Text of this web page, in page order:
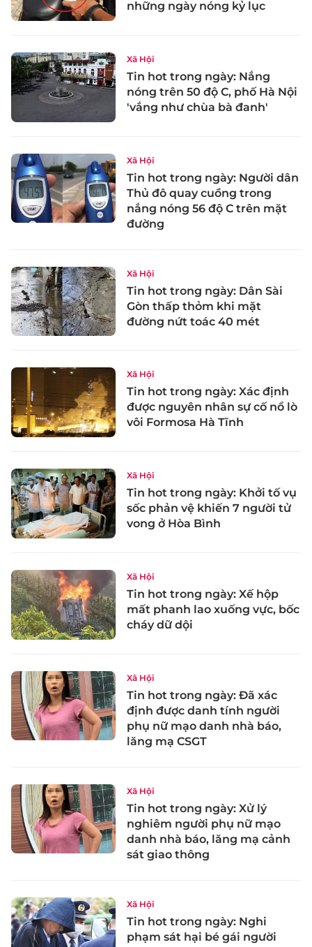
những ngày nóng kỷ lục
Xã Hội
Tin hot trong ngày: Nắng
nóng trên 50 độ C, phố Hà Nội
'vắng như chùa bà đanh'
Xã Hội
Tin hot trong ngày: Người dân
Thủ đô quay cuồng trong
nắng nóng 56 độ C trên mặt
đường
Xã Hội
Tin hot trong ngày: Dân Sài
Gòn thấp thỏm khi mặt
đường nứt toác 40 mét
Xã Hội
Tin hot trong ngày: Xác định
được nguyên nhân sự cố nổ lò
vôi Formosa Hà Tĩnh
Xã Hội
Tin hot trong ngày: Khởi tố vụ
sốc phản vệ khiến 7 người tử
vong ở Hòa Bình
Xã Hội
Tin hot trong ngày: Xế hộp
mất phanh lao xuống vực, bốc
cháy dữ dội
Xã Hội
Tin hot trong ngày: Đã xác
định được danh tính người
phụ nữ mạo danh nhà báo,
lăng mạ CSGT
Xã Hội
Tin hot trong ngày: Xử lý
nghiêm người phụ nữ mạo
danh nhà báo, lăng mạ cảnh
sát giao thông
Xã Hội
Tin hot trong ngày: Nghi
phạm sát hại bé gái người